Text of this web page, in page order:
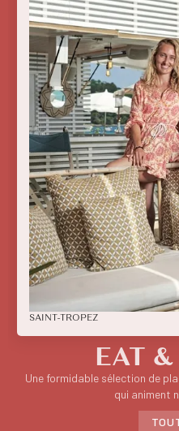
EAT
Une formidable sélection de
qui animent
SAINT-TROPEZ